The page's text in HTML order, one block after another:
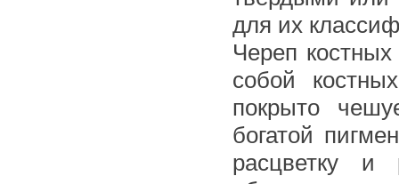
для их
Череп
собой
покрыто
богатой
расцветку и